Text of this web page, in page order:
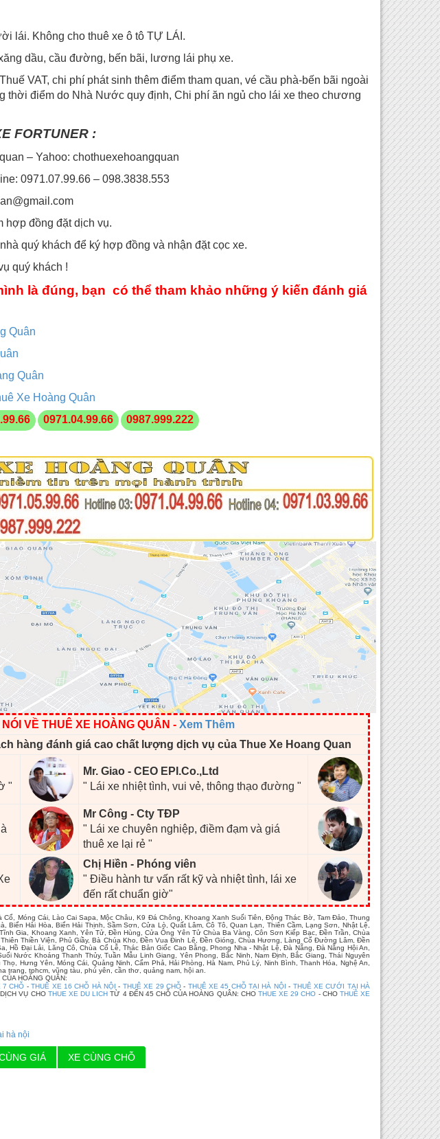
lái. Không cho thuê xe ô tô TỰ LÁI.
dầu, cầu đường, bến bãi, lương lái phụ xe.
VAT, chi phí phát sinh thêm điểm tham quan, vé cầu phà-bến bãi ngoài
thời điểm do Nhà Nước quy định, Chi phí ăn ngủ cho lái xe theo chương
FORTUNER :
– Yahoo: chothuexehoangquan
0971.07.99.66 – 098.3838.553
hợp đồng đặt dịch vụ.
quý khách để ký hợp đồng và nhận đặt cọc xe.
quý khách !
là đúng, bạn có thể tham khảo những ý kiến đánh giá
Quân
Quân
Xe Hoàng Quân
0971.04.99.66
0987.999.222
VỀ THUÊ XE HOÀNG QUÂN - Xem Thêm
hàng đánh giá cao chất lượng dịch vụ của Thue Xe Hoang Quan
"
Mr. Giao - CEO EPI.Co.,Ltd
" Lái xe nhiệt tình, vui vẻ, thông thạo đường "
Mr Công - Cty TĐP
" Lái xe chuyên nghiệp, điềm đạm và giá
thuê xe lại rẻ "
Chị Hiền - Phóng viên
" Điều hành tư vấn rất kỹ và nhiệt tình, lái xe
đến rất chuẩn giờ"
Móng Cái, Lào Cai Sapa, Mộc Châu, K9 Đá Chông, Khoang Xanh Suối Tiên, Động Thác Bờ, Tam Đảo, Thung
Hải Hòa, Biển Hải Thịnh, Sầm Sơn, Cửa Lò, Quất Lâm, Cô Tô, Quan Lạn, Thiên Cầm, Lạng Sơn, Nhật Lệ,
Gia, Khoang Xanh, Yên Tử, Đền Hùng, Cửa Ông Yên Tử Chùa Ba Vàng, Côn Sơn Kiếp Bạc, Đền Trần, Chùa
Thiền Viện, Phủ Giầy, Bà Chúa Kho, Đền Vua Đinh Lê, Đền Gióng, Chùa Hương, Làng Cổ Đường Lâm, Đền
Hồ Đại Lải, Lăng Cô, Chùa Cổ Lễ, Thác Bản Giốc Cao Bằng, Phong Nha - Nhật Lệ, Đà Nẵng, Đà Nẵng Hội An,
Nước Khoáng Thanh Thủy, Tuần Mẫu Linh Giang, Yên Phong, Bắc Ninh, Nam Định, Bắc Giang, Thái Nguyên
Hưng Yên, Móng Cái, Quảng Ninh, Cẩm Phả, Hải Phòng, Hà Nam, Phủ Lý, Ninh Bình, Thanh Hóa, Nghệ An,
trang, tphcm, vũng tàu, phú yên, cần thơ, quảng nam, hội an.
CỦA HOÀNG QUÂN:
7 CHỖ -THUÊ XE 16 CHỖ HÀ NỘI - THUÊ XE 29 CHỖ- THUÊ XE 45 CHỖ TẠI HÀ NỘI - THUÊ XE CƯỚI TẠI HÀ
VỤ CHO THUE XE DU LICH TỪ 4 ĐẾN 45 CHỖ CỦA HOÀNG QUÂN: CHO THUE XE 29 CHO - CHO THUÊ XE
hà nội
GIÁ XE CÙNG CHỖ